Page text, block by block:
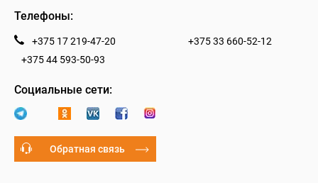
Телефоны:
+375 17 219-47-20
+375 33 660-52-12
+375 44 593-50-93
Социальные сети:
Обратная связь